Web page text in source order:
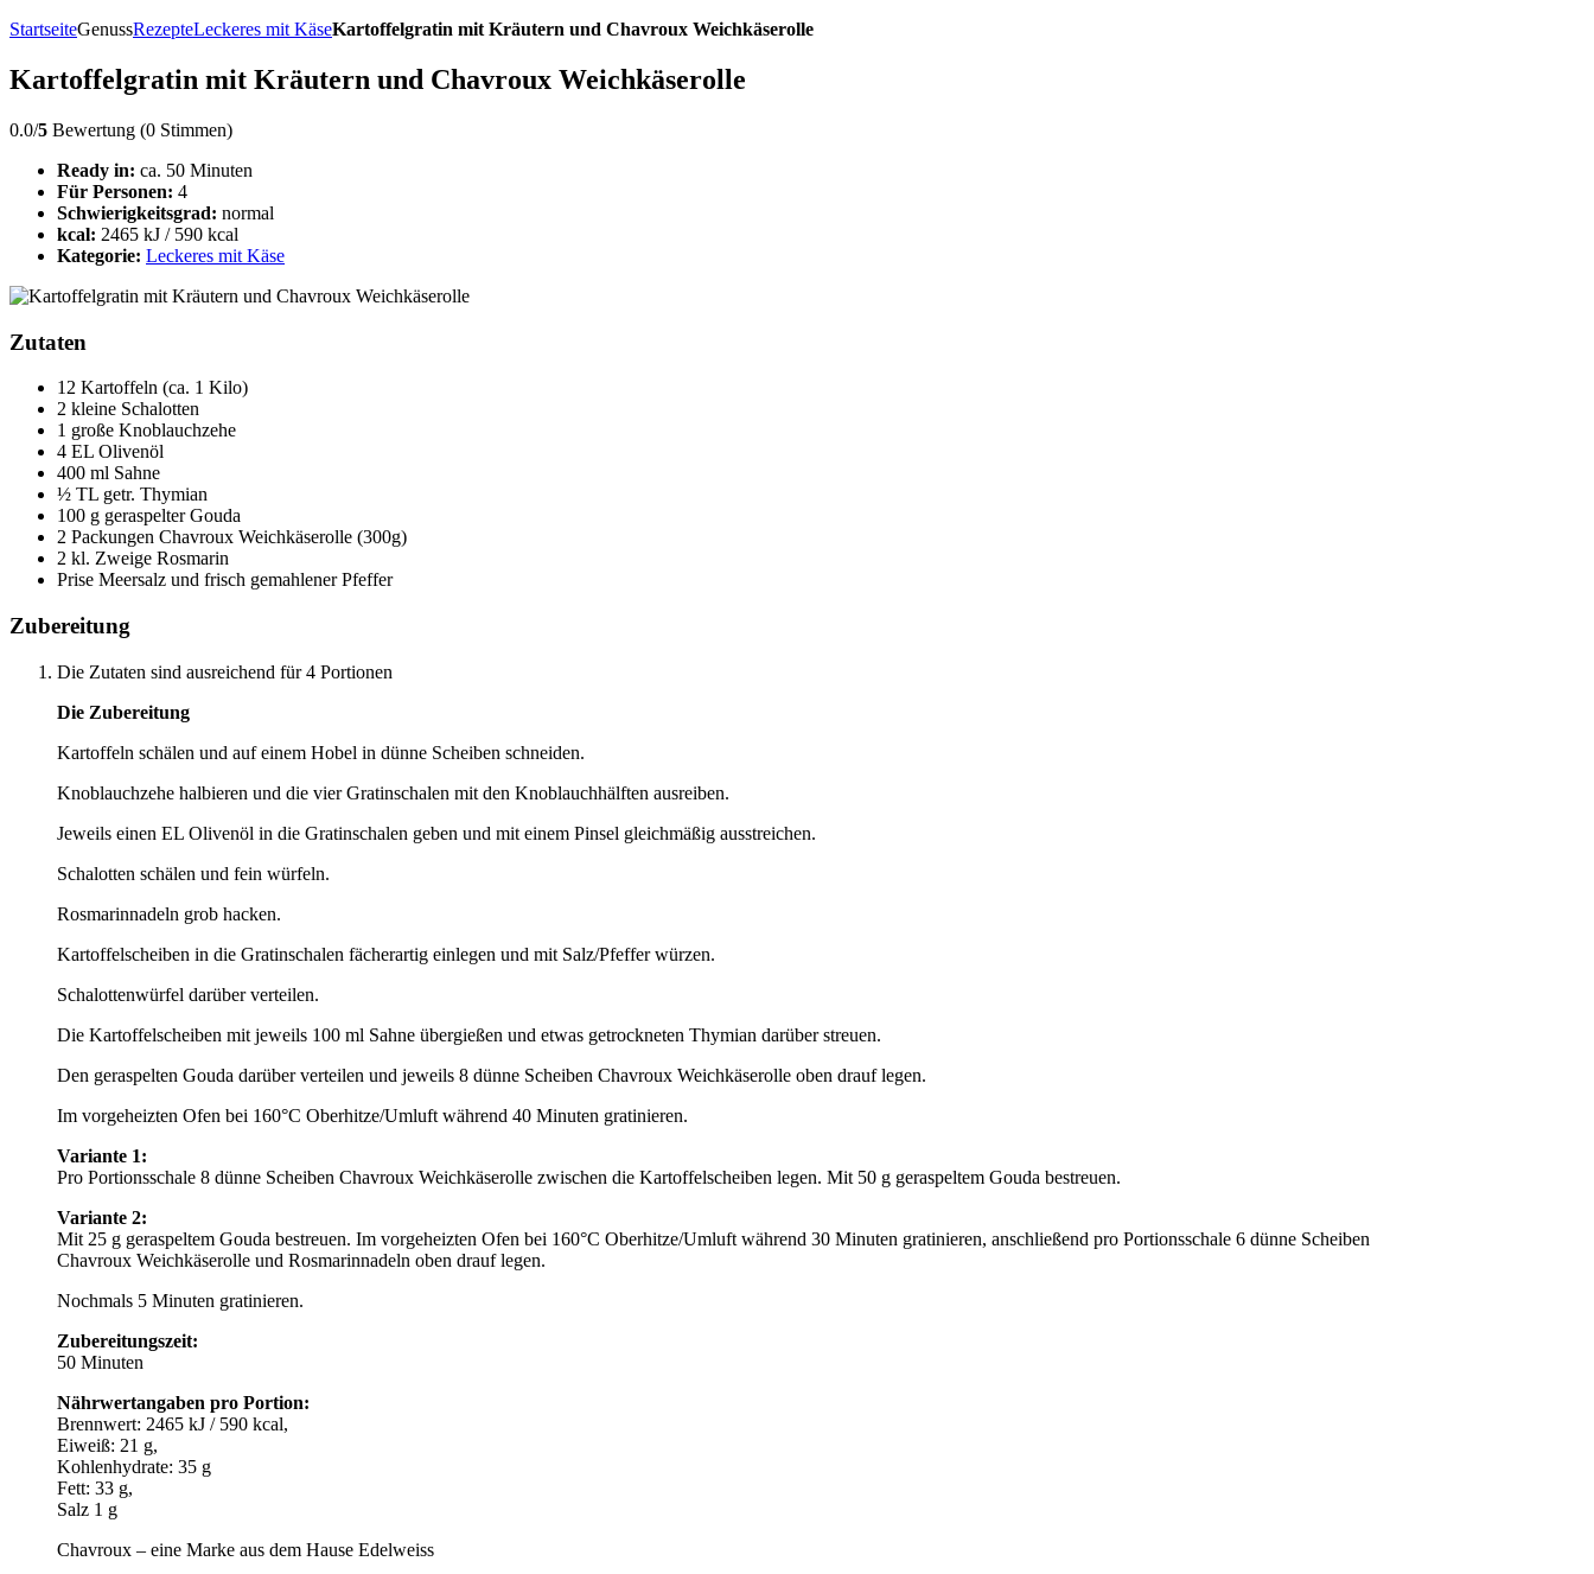
StartseiteGenussRezepteLeckeres mit KäseKartoffelgratin mit Kräutern und Chavroux Weichkäserolle
Kartoffelgratin mit Kräutern und Chavroux Weichkäserolle
0.0/5 Bewertung (0 Stimmen)
Ready in: ca. 50 Minuten
Für Personen: 4
Schwierigkeitsgrad: normal
kcal: 2465 kJ / 590 kcal
Kategorie: Leckeres mit Käse
Zutaten
12 Kartoffeln (ca. 1 Kilo)
2 kleine Schalotten
1 große Knoblauchzehe
4 EL Olivenöl
400 ml Sahne
½ TL getr. Thymian
100 g geraspelter Gouda
2 Packungen Chavroux Weichkäserolle (300g)
2 kl. Zweige Rosmarin
Prise Meersalz und frisch gemahlener Pfeffer
Zubereitung
Die Zutaten sind ausreichend für 4 Portionen
Die Zubereitung
Kartoffeln schälen und auf einem Hobel in dünne Scheiben schneiden.
Knoblauchzehe halbieren und die vier Gratinschalen mit den Knoblauchhälften ausreiben.
Jeweils einen EL Olivenöl in die Gratinschalen geben und mit einem Pinsel gleichmäßig ausstreichen.
Schalotten schälen und fein würfeln.
Rosmarinnadeln grob hacken.
Kartoffelscheiben in die Gratinschalen fächerartig einlegen und mit Salz/Pfeffer würzen.
Schalottenwürfel darüber verteilen.
Die Kartoffelscheiben mit jeweils 100 ml Sahne übergießen und etwas getrockneten Thymian darüber streuen.
Den geraspelten Gouda darüber verteilen und jeweils 8 dünne Scheiben Chavroux Weichkäserolle oben drauf legen.
Im vorgeheizten Ofen bei 160°C Oberhitze/Umluft während 40 Minuten gratinieren.
Variante 1:
Pro Portionsschale 8 dünne Scheiben Chavroux Weichkäserolle zwischen die Kartoffelscheiben legen. Mit 50 g geraspeltem Gouda bestreuen.
Variante 2:
Mit 25 g geraspeltem Gouda bestreuen. Im vorgeheizten Ofen bei 160°C Oberhitze/Umluft während 30 Minuten gratinieren, anschließend pro Portionsschale 6 dünne Scheiben
Chavroux Weichkäserolle und Rosmarinnadeln oben drauf legen.
Nochmals 5 Minuten gratinieren.
Zubereitungszeit:
50 Minuten
Nährwertangaben pro Portion:
Brennwert: 2465 kJ / 590 kcal,
Eiweiß: 21 g,
Kohlenhydrate: 35 g
Fett: 33 g,
Salz 1 g
Chavroux – eine Marke aus dem Hause Edelweiss